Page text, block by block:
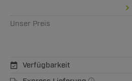
Unser Preis
Verfügbarkeit